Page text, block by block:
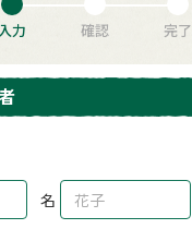
力 確認 完了
名